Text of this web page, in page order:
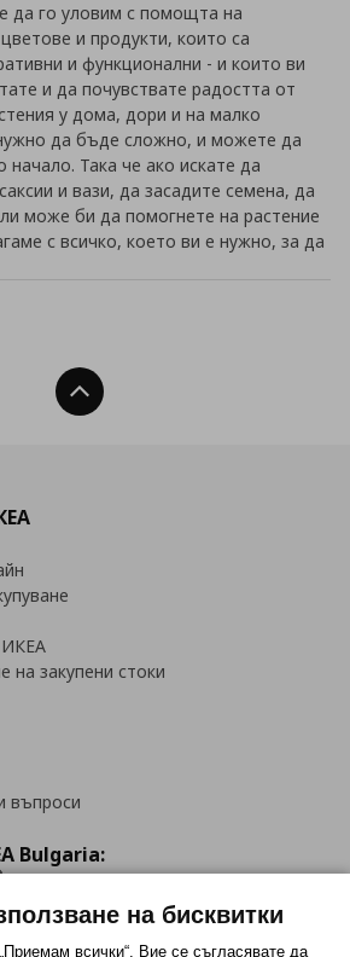
да го уловим с помощта на
и продукти, които са
и функционални - и които ви
и да почувствате радостта от
у дома, дори и на малко
да бъде сложно, и можете да
Така че ако искате да
и вази, да засадите семена, да
може би да помогнете на растение
с всичко, което ви е нужно, за да
Нагоре
ИКЕА
на закупени стоки
въпроси
Bulgaria:
на бисквитки
всички“, Вие се съгласявате да